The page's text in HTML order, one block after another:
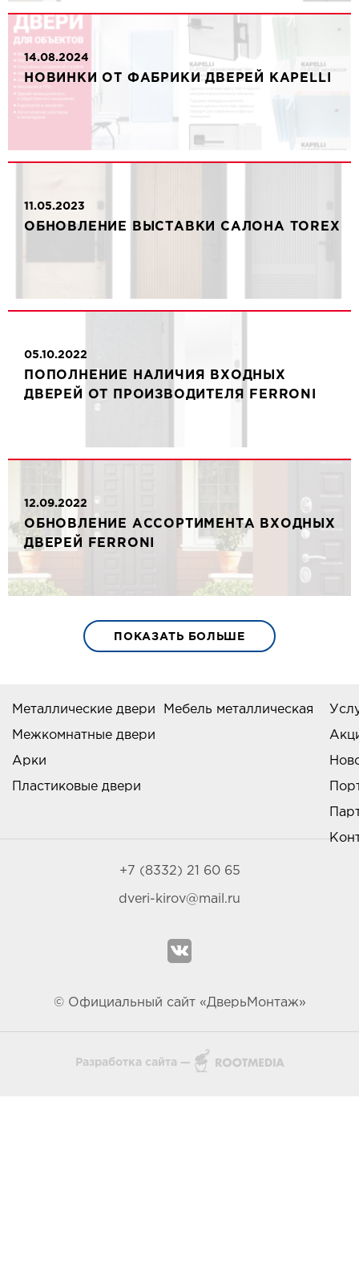
14.08.2024
НОВИНКИ ОТ ФАБРИКИ ДВЕРЕЙ KAPELLI
11.05.2023
ОБНОВЛЕНИЕ ВЫСТАВКИ САЛОНА TOREX
05.10.2022
ПОПОЛНЕНИЕ НАЛИЧИЯ ВХОДНЫХ
ДВЕРЕЙ ОТ ПРОИЗВОДИТЕЛЯ FERRONI
12.09.2022
ОБНОВЛЕНИЕ АССОРТИМЕНТА ВХОДНЫХ
ДВЕРЕЙ FERRONI
ПОКАЗАТЬ БОЛЬШЕ
Металлические двери
Межкомнатные двери
Арки
Пластиковые двери
Мебель металлическая
+7 (8332) 21 60 65
dveri-kirov@mail.ru
© Официальный сайт «ДверьМонтаж»
Разработка сайта —